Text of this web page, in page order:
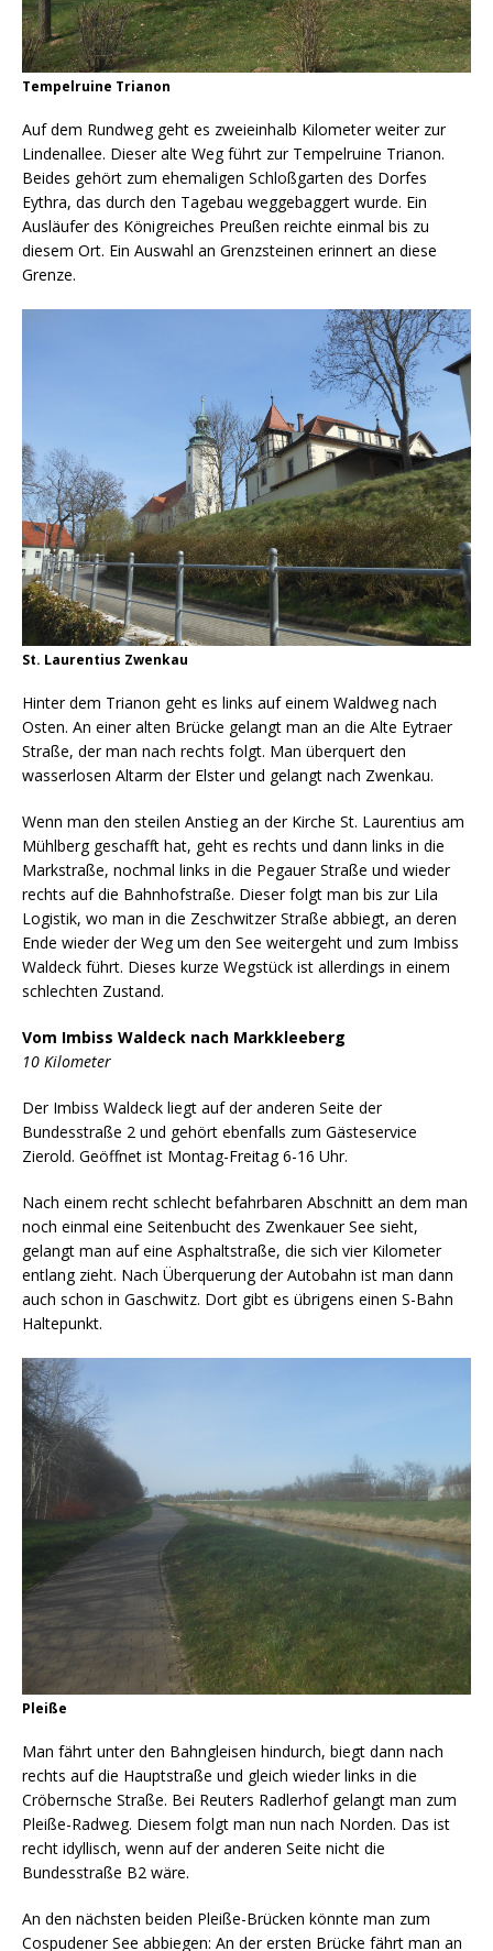
Tempelruine Trianon
Auf dem Rundweg geht es zweieinhalb Kilometer weiter zur
Lindenallee. Dieser alte Weg führt zur Tempelruine Trianon.
Beides gehört zum ehemaligen Schloßgarten des Dorfes
Eythra, das durch den Tagebau weggebaggert wurde. Ein
Ausläufer des Königreiches Preußen reichte einmal bis zu
diesem Ort. Ein Auswahl an Grenzsteinen erinnert an diese
Grenze.
St. Laurentius Zwenkau
Hinter dem Trianon geht es links auf einem Waldweg nach
Osten. An einer alten Brücke gelangt man an die Alte Eytraer
Straße, der man nach rechts folgt. Man überquert den
wasserlosen Altarm der Elster und gelangt nach Zwenkau.
Wenn man den steilen Anstieg an der Kirche St. Laurentius am
Mühlberg geschafft hat, geht es rechts und dann links in die
Markstraße, nochmal links in die Pegauer Straße und wieder
rechts auf die Bahnhofstraße. Dieser folgt man bis zur Lila
Logistik, wo man in die Zeschwitzer Straße abbiegt, an deren
Ende wieder der Weg um den See weitergeht und zum Imbiss
Waldeck führt. Dieses kurze Wegstück ist allerdings in einem
schlechten Zustand.
Vom Imbiss Waldeck nach Markkleeberg
10 Kilometer
Der Imbiss Waldeck liegt auf der anderen Seite der
Bundesstraße 2 und gehört ebenfalls zum Gästeservice
Zierold. Geöffnet ist Montag-Freitag 6-16 Uhr.
Nach einem recht schlecht befahrbaren Abschnitt an dem man
noch einmal eine Seitenbucht des Zwenkauer See sieht,
gelangt man auf eine Asphaltstraße, die sich vier Kilometer
entlang zieht. Nach Überquerung der Autobahn ist man dann
auch schon in Gaschwitz. Dort gibt es übrigens einen S-Bahn
Haltepunkt.
Pleiße
Man fährt unter den Bahngleisen hindurch, biegt dann nach
rechts auf die Hauptstraße und gleich wieder links in die
Cröbernsche Straße. Bei Reuters Radlerhof gelangt man zum
Pleiße-Radweg. Diesem folgt man nun nach Norden. Das ist
recht idyllisch, wenn auf der anderen Seite nicht die
Bundesstraße B2 wäre.
An den nächsten beiden Pleiße-Brücken könnte man zum
Cospudener See abbiegen: An der ersten Brücke fährt man an